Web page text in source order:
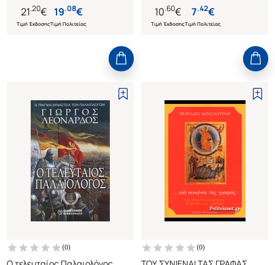
21.20€
Τιμή Έκδοσης
19.08€
Τιμή Πολιτείας
10.60€
Τιμή Έκδοσης
7.42€
Τιμή Πολιτείας
(0) (0)